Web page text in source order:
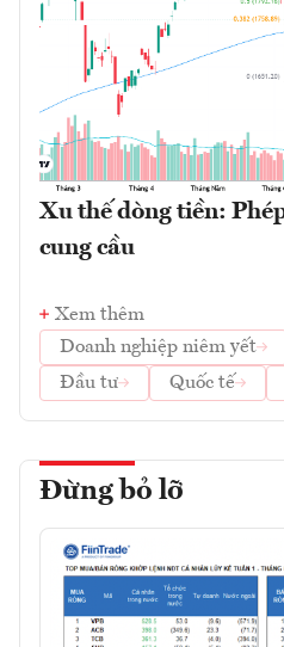
Xu thế dòng tiền:
cung cầu
Xem thêm
Doanh nghiệp niêm yết
Đầu tư
Quốc tế
Đừng bỏ lỡ